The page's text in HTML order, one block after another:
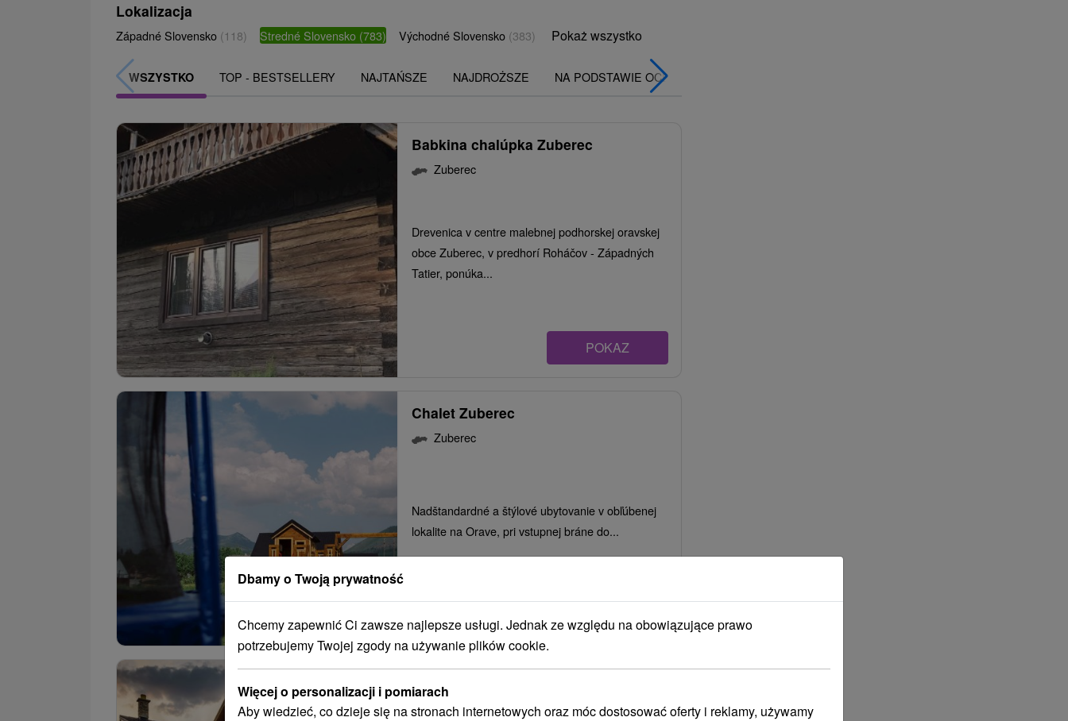
Lokalizacja
Západné Slovensko (118) Stredné Slovensko (783) Východné Slovensko (383) Pokaż wszystko
WSZYSTKO TOP - BESTSELLERY NAJTAŃSZE NAJDROŻSZE NA PODSTAWIE OCENY
Babkina chalúpka Zuberec
Zuberec
Drevenica v centre malebnej podhorskej oravskej
obce Zuberec, v predhorí Roháčov - Západných
Tatier, ponúka...
POKAZ
Chalet Zuberec
Zuberec
Nadštandardné a štýlové ubytovanie v obľúbenej
lokalite na Orave, pri vstupnej bráne do...
POKAZ
Zuberec
Dbamy o Twoją prywatność
Chcemy zapewnić Ci zawsze najlepsze usługi. Jednak ze względu na obowiązujące prawo
potrzebujemy Twojej zgody na używanie plików cookie.
Więcej o personalizacji i pomiarach
Aby wiedzieć, co dzieje się na stronach internetowych oraz móc dostosować oferty i reklamy, używamy